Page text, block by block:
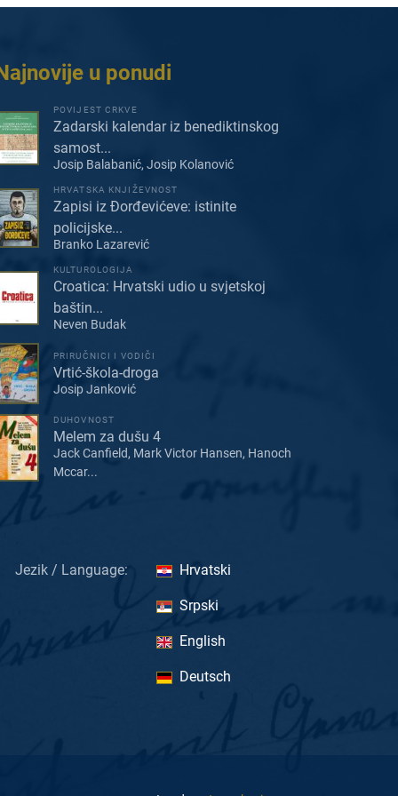
u ponudi
POVIJEST CRKVE
Zadarski kalendar iz benediktinskog
samost...
Josip Balabanić, Josip Kolanović
HRVATSKA KNJIŽEVNOST
Zapisi iz Đorđevićeve: istinite
policijske...
Branko Lazarević
KULTUROLOGIJA
Croatica: Hrvatski udio u svjetskoj
baštin...
Neven Budak
PRIRUČNICI I VODIČI
Vrtić-škola-droga
Josip Janković
DUHOVNOST
Melem za dušu 4
Jack Canfield, Mark Victor Hansen, Hanoch
Mccar...
Jezik / Language: Hrvatski
Srpski
English
Deutsch